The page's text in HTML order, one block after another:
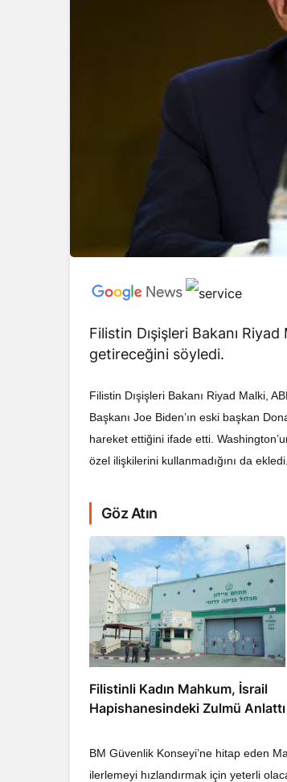
Filistin Dışişleri Bakanı
getireceğini söyledi.
Filistin Dışişleri Bakanı Riyad Malki,
Başkanı Joe Biden’ın eski başkan
hareket ettiğini ifade etti.
özel ilişkilerini kullanmadığını da ekledi.
Göz Atın
Filistinli Kadın Mahkum, İsrail
Hapishanesindeki Zulmü Anlattı
BM Güvenlik Konseyi’ne hitap eden
ilerlemeyi hızlandırmak için yeterli